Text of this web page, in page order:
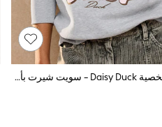
رمادي بطبعة شخصية Daisy Duck - سويت شيرت بأكمام طويلة وياقة مكشكشة